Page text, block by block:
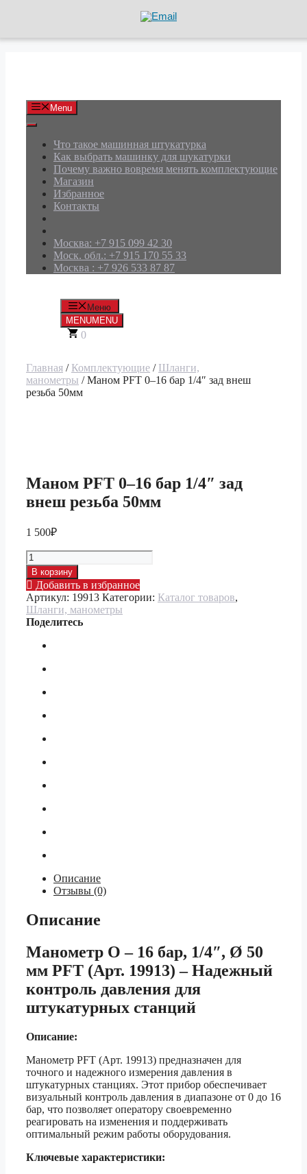
Menu
Что такое машинная штукатурка
Как выбрать машинку для шукатурки
Почему важно вовремя менять комплектующие
Магазин
Избранное
Контакты
Москва: +7 915 099 42 30
Моск. обл.: +7 915 170 55 33
Москва : +7 926 533 87 87
Меню
MENUMENU
0
Главная / Комплектующие / Шланги,
манометры / Маном PFT 0–16 бар 1/4″ зад внеш
резьба 50мм
Маном PFT 0–16 бар 1/4″ зад
внеш резьба 50мм
1 500₽
Количество
товара
Маном
PFT
0–
16
бар
1/4"
внеш
50мм
В корзину
Добавить в избранное
Артикул: 19913 Категории: Каталог товаров,
Шланги, манометры
Поделитесь
Описание
Отзывы (0)
Описание
Манометр O – 16 бар, 1/4″, Ø 50
мм PFT (Арт. 19913) – Надежный
контроль давления для
штукатурных станций
Описание:
Манометр PFT (Арт. 19913) предназначен для
точного и надежного измерения давления в
штукатурных станциях. Этот прибор обеспечивает
визуальный контроль давления в диапазоне от 0 до 16
бар, что позволяет оператору своевременно
реагировать на изменения и поддерживать
оптимальный режим работы оборудования.
Ключевые характеристики: